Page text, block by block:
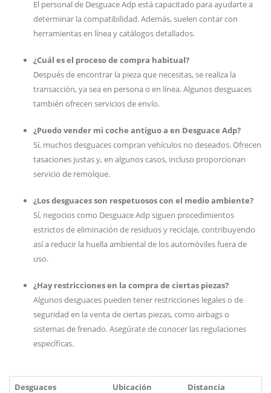
El personal de Desguace Adp está capacitado para ayudarte a
determinar la compatibilidad. Además, suelen contar con
herramientas en línea y catálogos detallados.
¿Cuál es el proceso de compra habitual?
Después de encontrar la pieza que necesitas, se realiza la
transacción, ya sea en persona o en línea. Algunos desguaces
también ofrecen servicios de envío.
¿Puedo vender mi coche antiguo a en Desguace Adp?
Sí, muchos desguaces compran vehículos no deseados. Ofrecen
tasaciones justas y, en algunos casos, incluso proporcionan
servicio de remolque.
¿Los desguaces son respetuosos con el medio ambiente?
Sí, negocios como Desguace Adp siguen procedimientos
estrictos de eliminación de residuos y reciclaje, contribuyendo
así a reducir la huella ambiental de los automóviles fuera de
uso.
¿Hay restricciones en la compra de ciertas piezas?
Algunos desguaces pueden tener restricciones legales o de
seguridad en la venta de ciertas piezas, como airbags o
sistemas de frenado. Asegúrate de conocer las regulaciones
específicas.
Desguaces Ubicación
Distancia